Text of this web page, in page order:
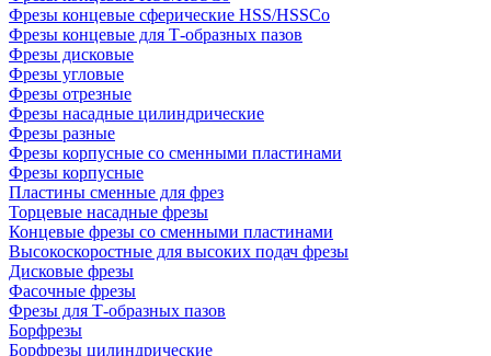
Фрезы концевые сферические HSS/HSSCo
Фрезы концевые для Т-образных пазов
Фрезы дисковые
Фрезы угловые
Фрезы отрезные
Фрезы насадные цилиндрические
Фрезы разные
Фрезы корпусные со сменными пластинами
Фрезы корпусные
Пластины сменные для фрез
Торцевые насадные фрезы
Концевые фрезы со сменными пластинами
Высокоскоростные для высоких подач фрезы
Дисковые фрезы
Фасочные фрезы
Фрезы для Т-образных пазов
Борфрезы
Борфрезы цилиндрические